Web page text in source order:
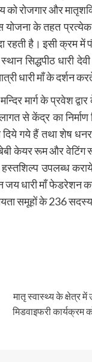
को रोजगार और
के तहत प्रत्येक
रहती है। इसी क्रम में
सिद्धपीठ धारी
धारी माँ के दर्शन
मार्ग के प्रवेश
से केंद्र का
गये हैं तथा शेष
बेबी केयर रूम और
उपलब्ध
जय धारी माँ
समूहों के 236
मातृ स्वास्थ्य के क्षेत्र
मिडवाइफरी कार्यक्रम